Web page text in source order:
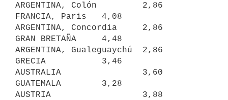
ARGENTINA, Colón         2,86
FRANCIA, Paris   4,08
ARGENTINA, Concordia     2,86
GRAN BRETAÑA     4,48
ARGENTINA, Gualeguaychú  2,86
GRECIA           3,46
AUSTRALIA                3,60
GUATEMALA        3,28
AUSTRIA                  3,88